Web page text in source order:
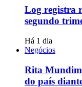
Log registra
segundo
Há 1 dia
Negócios
Rita
do país